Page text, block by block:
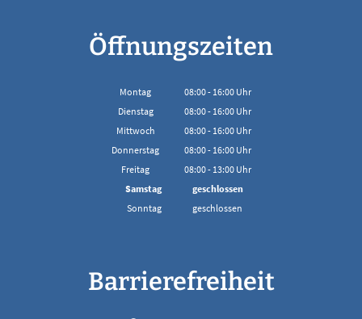
Öffnungszeiten
Montag 08:00- 16:00Uhr
Von 08:00 bis 16:00 Uhr
Dienstag 08:00- 16:00Uhr
Von 08:00 bis 16:00 Uhr
Mittwoch 08:00- 16:00Uhr
Von 08:00 bis 16:00 Uhr
Donnerstag 08:00- 16:00Uhr
Von 08:00 bis 16:00 Uhr
Freitag 08:00- 13:00Uhr
Von 08:00 bis 13:00 Uhr
Samstag
geschlossen
Sonntag
geschlossen
Barrierefreiheit